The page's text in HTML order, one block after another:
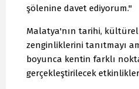
şölenine davet ediyorum."
Malatya'nın tarihi,
zenginliklerini tanıtmayı
boyunca kentin farklı
gerçekleştirilecek